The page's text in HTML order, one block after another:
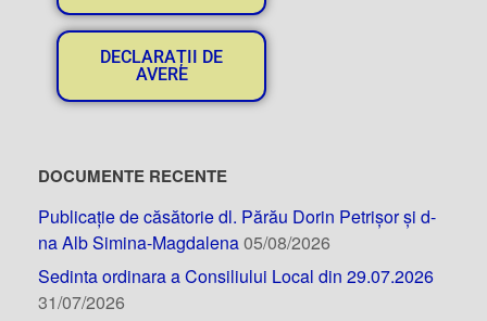
DECLARAȚII DE
AVERE
DOCUMENTE RECENTE
Publicație de căsătorie dl. Părău Dorin Petrișor și d-
na Alb Simina-Magdalena05/08/2026
Sedinta ordinara a Consiliului Local din 29.07.2026
31/07/2026